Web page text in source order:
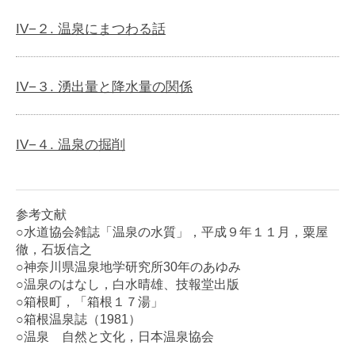
IV−２. 温泉にまつわる話
IV−３. 湧出量と降水量の関係
IV−４. 温泉の掘削
参考文献
○水道協会雑誌「温泉の水質」，平成９年１１月，粟屋
徹，石坂信之
○神奈川県温泉地学研究所30年のあゆみ
○温泉のはなし，白水晴雄、技報堂出版
○箱根町，「箱根１７湯」
○箱根温泉誌（1981）
○温泉 自然と文化，日本温泉協会